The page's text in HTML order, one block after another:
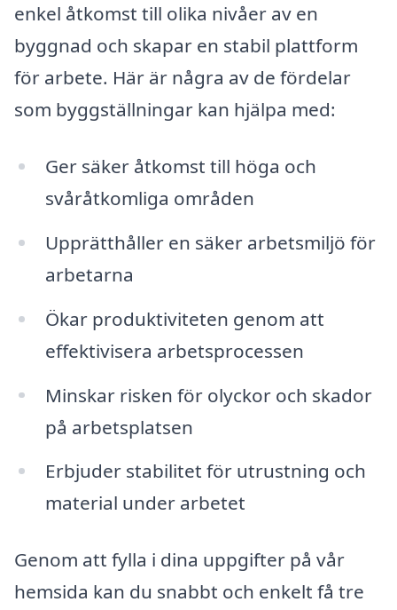
enkel åtkomst till olika nivåer av en
byggnad och skapar en stabil plattform
för arbete. Här är några av de fördelar
som byggställningar kan hjälpa med:
Ger säker åtkomst till höga och
svåråtkomliga områden
Upprätthåller en säker arbetsmiljö för
arbetarna
Ökar produktiviteten genom att
effektivisera arbetsprocessen
Minskar risken för olyckor och skador
på arbetsplatsen
Erbjuder stabilitet för utrustning och
material under arbetet
Genom att fylla i dina uppgifter på vår
hemsida kan du snabbt och enkelt få tre